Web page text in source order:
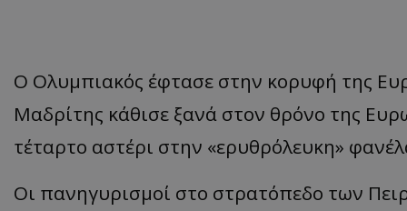
Ο Ολυμπιακός έφτασε στην κορυφή της
Μαδρίτης κάθισε ξανά στον θρόνο της
τέταρτο αστέρι στην «ερυθρόλευκη»
Οι πανηγυρισμοί στο στρατόπεδο των